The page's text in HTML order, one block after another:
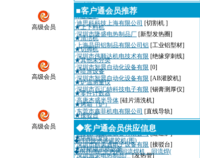
高级会员
高级会员
高级会员
★贴片机
★隧道炉
★上下料机
★清洁机
★切脚机
★其他未分类
★喷涂设备
★炉温测量仪
★零件计数器
★烤箱（炉）
★接驳台
★回流焊机
★烘箱（炉）
★焊锡烟清除设备
■客户通会员推荐
·迪思科科技上海有限公司 [切割机 ]
·深圳市隆盛电热制品厂 [新型发热圈]
·上海晶田铝制品有限公司铝 [工业铝型材]
·深圳市伟顺达机电技术有限 [绝缘穿刺线]
·深圳市智晨自动化设备有限 [0]
·深圳市智晨自动化设备有限 [AB灌胶机]
·深圳市百汇特科技电子有限 [锡膏测厚仪]
·高唐杰盛半导体 [硅片清洗机]
·东莞市鑫菲机电有限公司 [直线导轨]
深圳市瑞天宇科技有限公司
[AOI]
·深圳粤城工业设备有限公司 [隧道炉]
·深圳市科美通电子设备有限 [接驳台]
·深圳海荣电热制品厂 [发热管]
◆客户通会员供应信息
◆LED显示屏灌胶机(图)
◆JKD-860 全热风回流焊机，回流焊(